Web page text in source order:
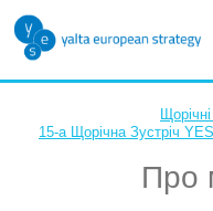
15-а Щорічна Зустріч
Про